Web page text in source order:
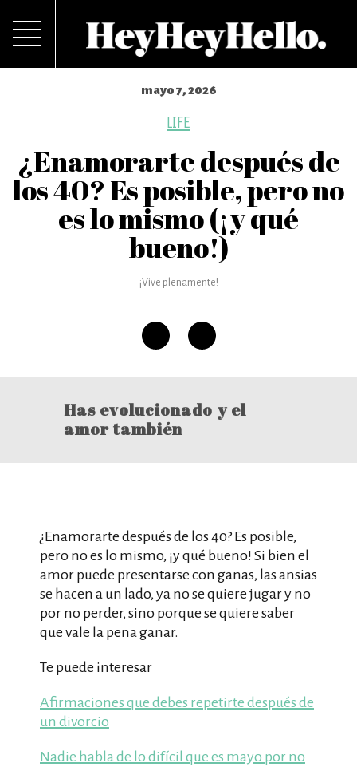
mayo 7, 2026
LIFE
¿Enamorarte después de
los 40? Es posible, pero no
es lo mismo (¡y qué
bueno!)
¡Vive plenamente!
Has evolucionado y el
amor también
¿Enamorarte después de los 40? Es posible,
pero no es lo mismo, ¡y qué bueno! Si bien el
amor puede presentarse con ganas, las ansias
se hacen a un lado, ya no se quiere jugar y no
por no perder, sino porque se quiere saber
que vale la pena ganar.
Te puede interesar
Afirmaciones que debes repetirte después de
un divorcio
Nadie habla de lo difícil que es mayo por no